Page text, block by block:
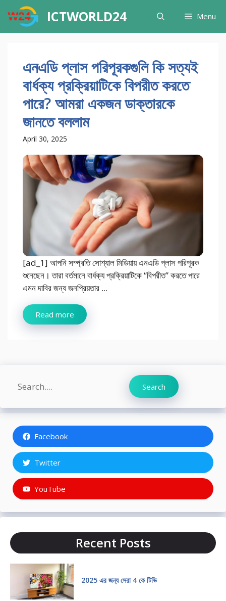
content
ICTWORLD24 Menu
এনএডি প্লাস পরিপূরকগুলি কি সত্যই
বার্ধক্য প্রক্রিয়াটিকে বিপরীত করতে
পারে? আমরা একজন ডাক্তারকে
জানতে বললাম
April 30, 2025
[ad_1] আপনি সম্প্রতি সোশ্যাল মিডিয়ায় এনএডি প্লাস পরিপূরক
শুনেছেন। তারা বর্তমানে বার্ধক্য প্রক্রিয়াটিকে “বিপরীত” করতে পারে
এমন দাবির জন্য জনপ্রিয়তার ...
Read more
Search Search
Facebook
Twitter
YouTube
Recent Posts
2025 এর জন্য সেরা 4 কে টিভি